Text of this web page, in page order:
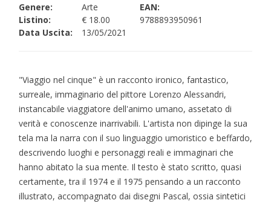
Genere:
Arte
Listino:
€ 18.00
Data Uscita:
13/05/2021
EAN:
9788893950961
"Viaggio nel cinque" è un racconto ironico, fantastico,
surreale, immaginario del pittore Lorenzo Alessandri,
instancabile viaggiatore dell'animo umano, assetato di
verità e conoscenze inarrivabili. L'artista non dipinge la sua
tela ma la narra con il suo linguaggio umoristico e beffardo,
descrivendo luoghi e personaggi reali e immaginari che
hanno abitato la sua mente. Il testo è stato scritto, quasi
certamente, tra il 1974 e il 1975 pensando a un racconto
illustrato, accompagnato dai disegni Pascal, ossia sintetici